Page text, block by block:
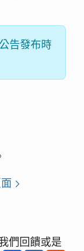
告發布時
們回饋或是